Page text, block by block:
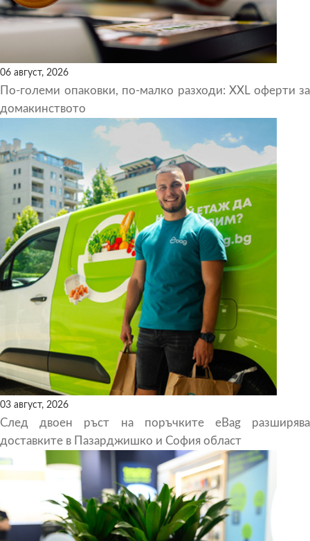
06 август, 2026
По-големи опаковки, по-малко разходи: XXL оферти за
домакинството
03 август, 2026
След двоен ръст на поръчките eBag разширява
доставките в Пазарджишко и София област